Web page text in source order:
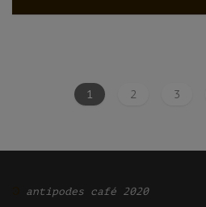
1 2 3
antipodes café 2020